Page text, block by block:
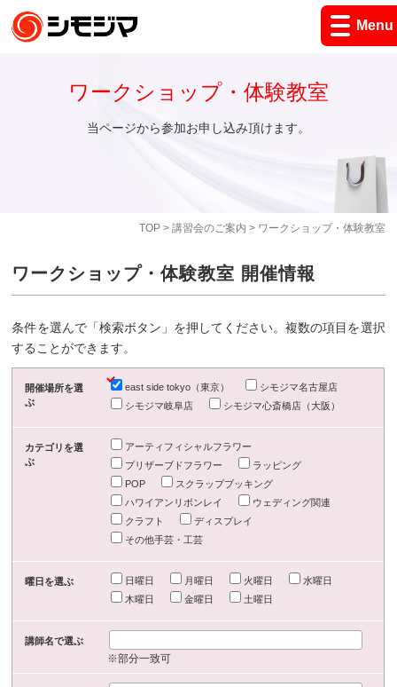
Menu
TOP> 講習会のご案内 > ワークショップ・体験教室
ワークショップ・体験教室
当ページから参加お申し込み頂けます。
ワークショップ・体験教室 開催情報
条件を選んで「検索ボタン」を押してください。複数の項目を選択
することができます。
開催場所を選
ぶ
east side tokyo（東京）
シモジマ名古屋店
シモジマ岐阜店
シモジマ心斎橋店（大阪）
カテゴリを選
ぶ
アーティフィシャルフラワー
プリザーブドフラワー
ラッピング
POP
スクラップブッキング
ハワイアンリボンレイ
ウェディング関連
クラフト
ディスプレイ
その他手芸・工芸
曜日を選ぶ 日曜日 月曜日 火曜日
水曜日
木曜日
金曜日 土曜日
講師名で選ぶ
※部分一致可